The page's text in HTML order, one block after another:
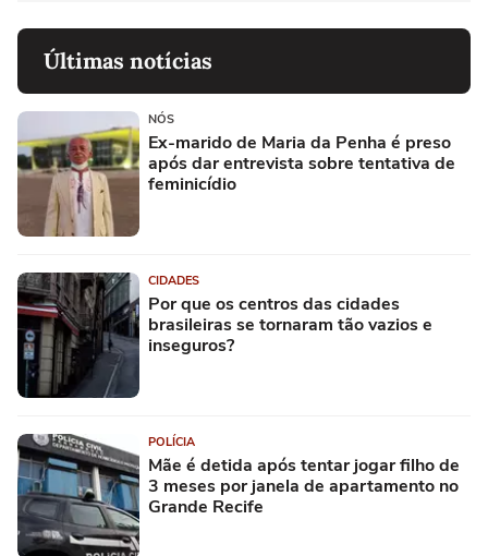
Últimas notícias
NÓS
Ex-marido de Maria da Penha é preso
após dar entrevista sobre tentativa de
feminicídio
CIDADES
Por que os centros das cidades
brasileiras se tornaram tão vazios e
inseguros?
POLÍCIA
Mãe é detida após tentar jogar filho de
3 meses por janela de apartamento no
Grande Recife